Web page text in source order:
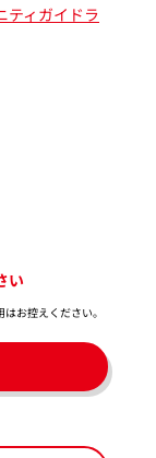
ティガイドラ
い
お控えください。​